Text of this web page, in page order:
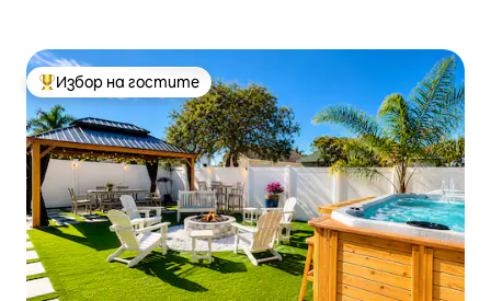
Най-популярен избор на гостите
Избор на гостите